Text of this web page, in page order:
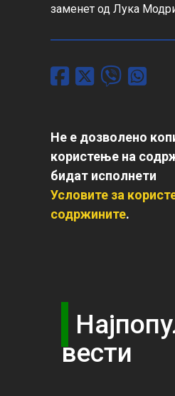
заменет од Лука
Не е дозволено
користење на
бидат исполнети
Условите за
содржините.
вести